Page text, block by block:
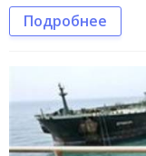
Подробнее